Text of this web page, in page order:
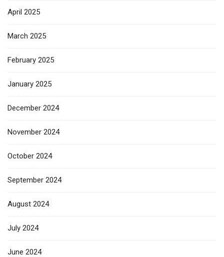
April 2025
March 2025
February 2025
January 2025
December 2024
November 2024
October 2024
September 2024
August 2024
July 2024
June 2024